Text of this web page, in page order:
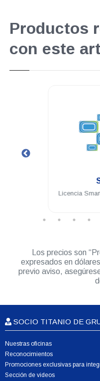
Productos
con este
Licencia
Los precios son
expresados en
previo aviso,
SOCIO TITANIO DE
Nuestras oficinas
Reconocimientos
Promociones exclusivas para
Sección de videos